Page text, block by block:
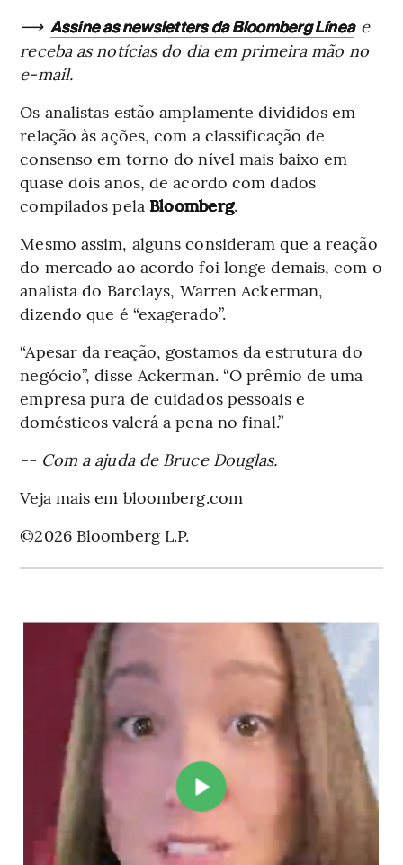
⟶ Assine as newsletters da Bloomberg Línea e
receba as notícias do dia em primeira mão no
e-mail.
Os analistas estão amplamente divididos em
relação às ações, com a classificação de
consenso em torno do nível mais baixo em
quase dois anos, de acordo com dados
compilados pela Bloomberg.
Mesmo assim, alguns consideram que a reação
do mercado ao acordo foi longe demais, com o
analista do Barclays, Warren Ackerman,
dizendo que é “exagerado”.
“Apesar da reação, gostamos da estrutura do
negócio”, disse Ackerman. “O prêmio de uma
empresa pura de cuidados pessoais e
domésticos valerá a pena no final.”
-- Com a ajuda de Bruce Douglas.
Veja mais em bloomberg.com
©2026 Bloomberg L.P.